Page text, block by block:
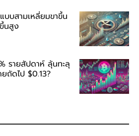
บบสามเหลี่ยมขาขึ้น
นสูง
รายสัปดาห์ ลุ้นทะลุ
ถัดไป $0.13?